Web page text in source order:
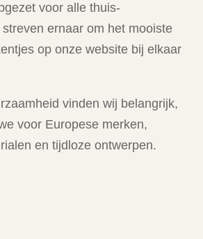
voor alle thuis-
streven ernaar om het mooiste
op onze website bij elkaar
vinden wij belangrijk,
voor Europese merken,
en tijdloze ontwerpen.